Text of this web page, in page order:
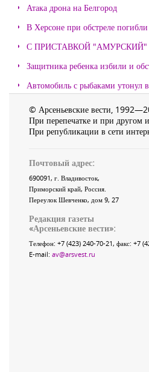
Атака дрона на Белгород
В Херсоне при обстреле погибли
С ПРИСТАВКОЙ "АМУРСКИЙ"
Защитника ребенка избили и
Автомобиль с рыбаками утонул
© Арсеньевские вести,
При перепечатке и при другом
При републикации в сети
Почтовый адрес:
690091, г. Владивосток,
Приморский край, Россия.
Переулок Шевченко, дом 9, 27
Редакция газеты
«Арсеньевские вести»:
Телефон: +7 (423) 240-70-21, факс: +7
E-mail: av@arsvest.ru